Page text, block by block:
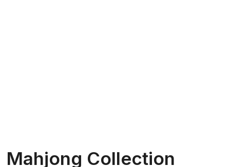
Mahjong Collection